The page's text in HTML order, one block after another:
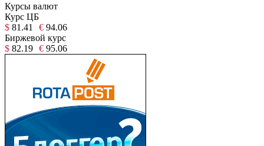
Курсы валют
Курс ЦБ
$ 81.41 € 94.06
Биржевой курс
$ 82.19 € 95.06